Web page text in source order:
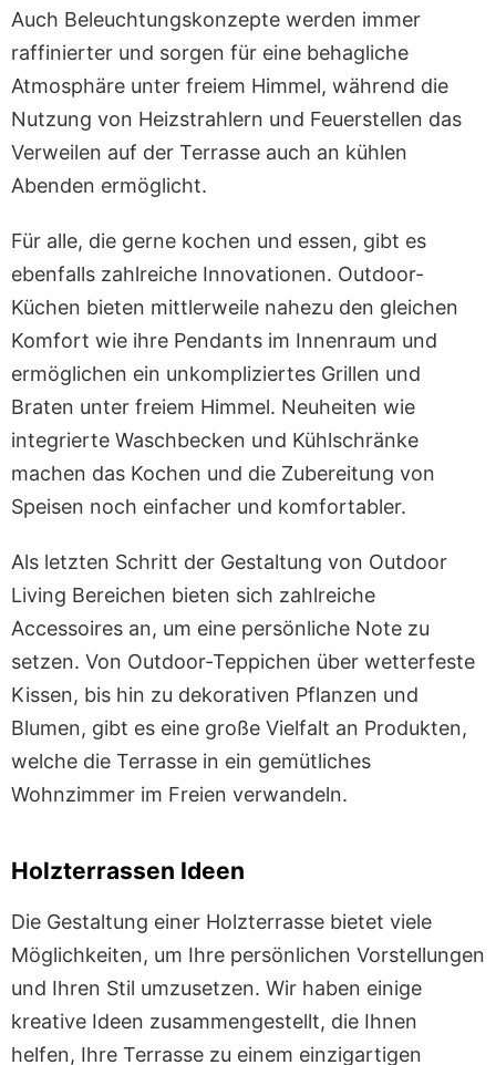
Auch Beleuchtungskonzepte werden immer
raffinierter und sorgen für eine behagliche
Atmosphäre unter freiem Himmel, während die
Nutzung von Heizstrahlern und Feuerstellen das
Verweilen auf der Terrasse auch an kühlen
Abenden ermöglicht.
Für alle, die gerne kochen und essen, gibt es
ebenfalls zahlreiche Innovationen. Outdoor-
Küchen bieten mittlerweile nahezu den gleichen
Komfort wie ihre Pendants im Innenraum und
ermöglichen ein unkompliziertes Grillen und
Braten unter freiem Himmel. Neuheiten wie
integrierte Waschbecken und Kühlschränke
machen das Kochen und die Zubereitung von
Speisen noch einfacher und komfortabler.
Als letzten Schritt der Gestaltung von Outdoor
Living Bereichen bieten sich zahlreiche
Accessoires an, um eine persönliche Note zu
setzen. Von Outdoor-Teppichen über wetterfeste
Kissen, bis hin zu dekorativen Pflanzen und
Blumen, gibt es eine große Vielfalt an Produkten,
welche die Terrasse in ein gemütliches
Wohnzimmer im Freien verwandeln.
Holzterrassen Ideen
Die Gestaltung einer Holzterrasse bietet viele
Möglichkeiten, um Ihre persönlichen Vorstellungen
und Ihren Stil umzusetzen. Wir haben einige
kreative Ideen zusammengestellt, die Ihnen
helfen, Ihre Terrasse zu einem einzigartigen